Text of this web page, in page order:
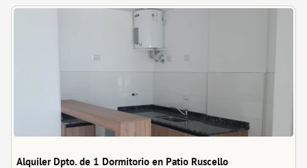
Alquiler Dpto. de 1 Dormitorio en Patio Ruscello